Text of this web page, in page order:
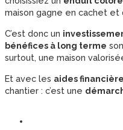
maison gagne en cachet
C’est donc un
bénéfices à long terme
surtout, une maison
Et avec les aides
chantier : c’est une